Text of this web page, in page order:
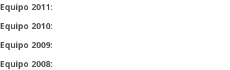
Equipo 2011:
Equipo 2010:
Equipo 2009:
Equipo 2008: